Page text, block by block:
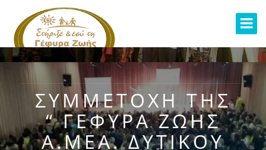
ΣΥΜΜΕΤΟΧΉ ΤΗΣ
“ ΓΈΦΥΡΑ ΖΩΉΣ
Α.ΜΕΑ. ΔΥΤΙΚΟΎ